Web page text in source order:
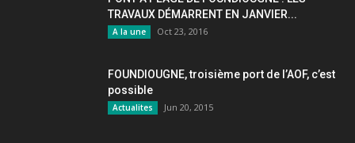
TRAVAUX DÉMARRENT EN JANVIER...
A la une Oct 23, 2016
FOUNDIOUGNE, troisième port de l’AOF, c’est
possible
Actualites Jun 20, 2015